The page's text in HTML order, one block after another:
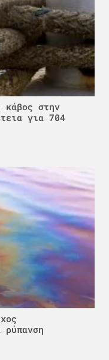
κάβος στην
για 704
ρύπανση